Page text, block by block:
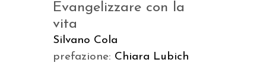
Evangelizzare con la
vita
Silvano Cola
prefazione: Chiara Lubich